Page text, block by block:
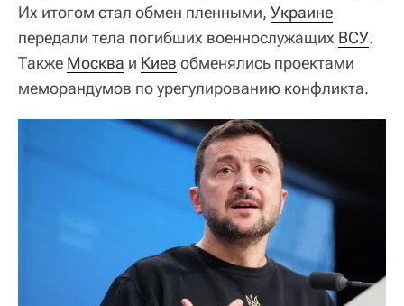
Их итогом стал обмен пленными, Украине
передали тела погибших военнослужащих ВСУ.
Также Москва и Киев обменялись проектами
меморандумов по урегулированию конфликта.